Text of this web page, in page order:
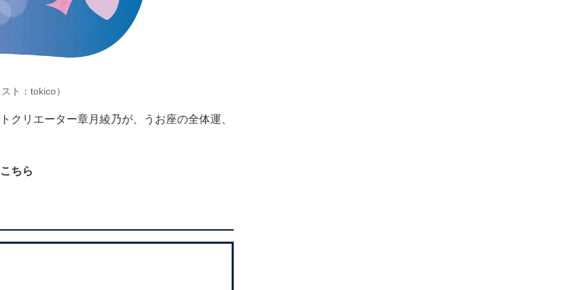
ト： tokico）
クリエーター章月綾乃が、うお座の全体運、
ちら